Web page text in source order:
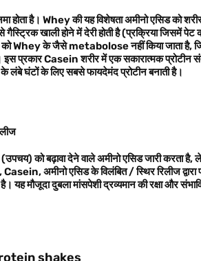
होता है। Whey की यह विशेषता अमीनो एसिड को
खाली होने में देरी होती है (प्रक्रिया जिसमें पेट
Whey के जैसे metabolose नहीं किया जाता है,
इस प्रकार Casein शरीर में एक सकारात्मक प्रोटीन
के लंबे घंटों के लिए सबसे फायदेमंद प्रोटीन बनाती है।
को बढ़ावा देने वाले अमीनो एसिड जारी करता
Casein, अमीनो एसिड के विलंबित / स्थिर रिलीज
दुबला मांसपेशी द्रव्यमान की रक्षा और
shakes